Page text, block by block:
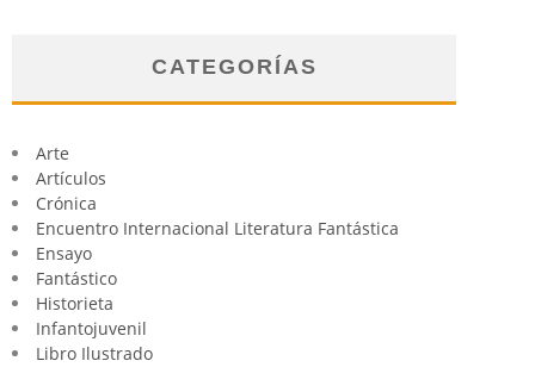
CATEGORÍAS
Arte
Artículos
Crónica
Encuentro Internacional Literatura Fantástica
Ensayo
Fantástico
Historieta
Infantojuvenil
Libro Ilustrado